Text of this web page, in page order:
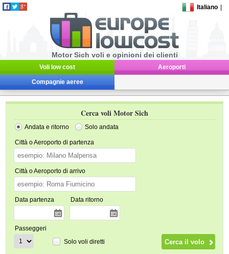
Italiano
Motor Sich voli e opinioni dei clienti
Voli low cost Aeroporti
Compagnie aeree
Cerca voli Motor Sich
Andata e ritorno Solo andata
Città o Aeroporto di partenza
Città o Aeroporto di arrivo
Data partenza Data ritorno
Passeggeri
Solo voli diretti